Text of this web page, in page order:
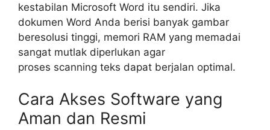
kestabilan Microsoft Word itu sendiri. Jika
dokumen Word Anda berisi banyak gambar
beresolusi tinggi, memori RAM yang memadai
sangat mutlak diperlukan agar
proses scanning teks dapat berjalan optimal.
Cara Akses Software yang
Aman dan Resmi